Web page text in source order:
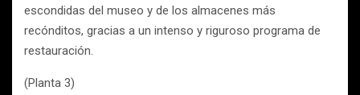
escondidas del museo y de los almacenes más
recónditos, gracias a un intenso y riguroso programa de
restauración.
(Planta 3)